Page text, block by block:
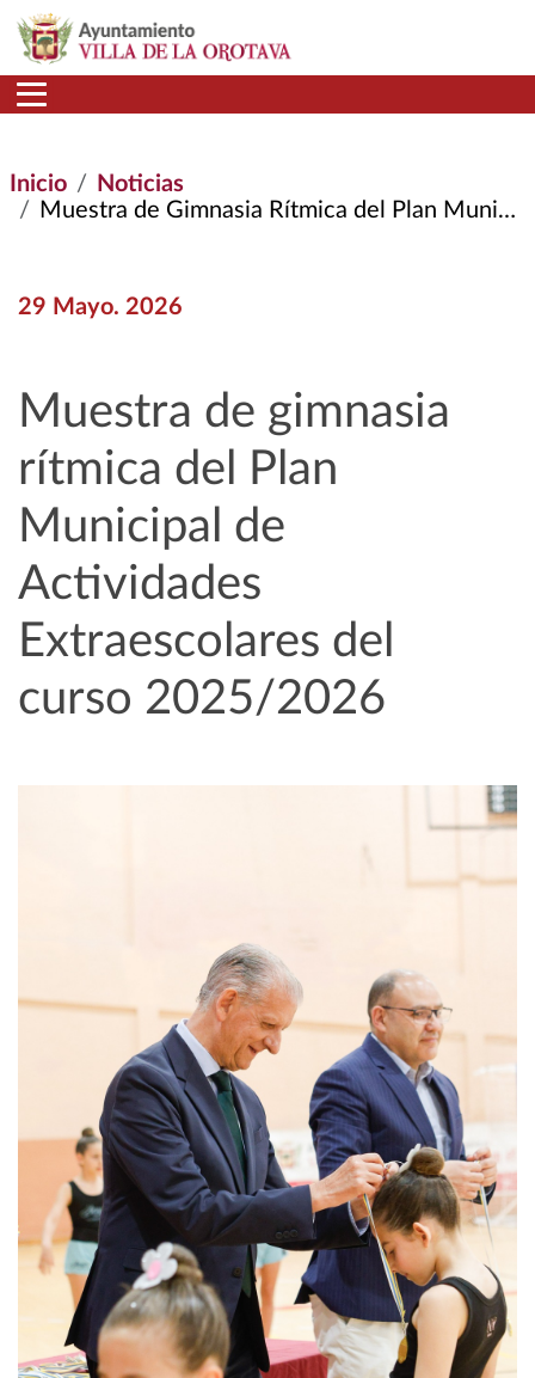
Pasar al contenido principal
Inicio
Noticias
Muestra de Gimnasia Rítmica del Plan Municipal de Actividades Extraescolares del Curso 2025/2026
29 Mayo. 2026
Muestra de gimnasia
rítmica del Plan
Municipal de
Actividades
Extraescolares del
curso 2025/2026